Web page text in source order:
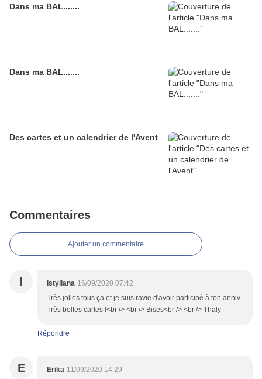
Dans ma BAL.......
Dans ma BAL.......
Des cartes et un calendrier de l'Avent
Commentaires
Ajouter un commentaire
I Istyliana 16/09/2020 07:42
Très jolies tous ça et je suis ravie d'avoir participé à ton anniv.
Très belles cartes !<br /> <br /> Bises<br /> <br /> Thaly
Répondre
E Erika 11/09/2020 14:29